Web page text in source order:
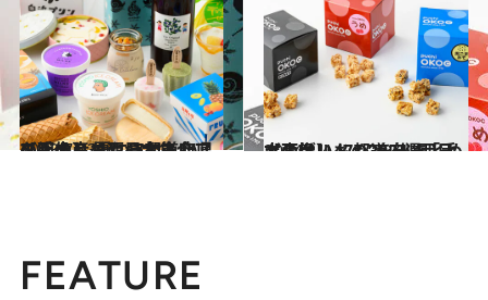
2023.7.23
【画像】【西日本エリアを総まとめ】47都道府県の手土産 夏にうれしい！ ひんやりおやつ大集合
グルメ 2024.1.4
【画像】47都道府県「手土産グルメ」2024 “西日本の旨いもの”を総まとめ
グルメ
FEATURE